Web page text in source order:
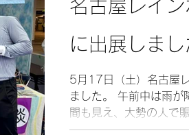
せください。
名古屋レイ
に出展しまし
5月17日（土）名古屋
ました。 午前中は雨が
間も見え、大勢の人で
ました。 事務所としては、昨年に引き続き4度目の参